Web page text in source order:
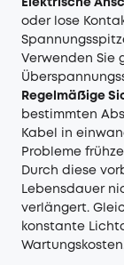
Elektrische
oder lose
Verwenden Sie
Regelmäßige
bestimmten
Kabel in
Probleme
Durch diese
Lebensdauer
verlängert.
konstante